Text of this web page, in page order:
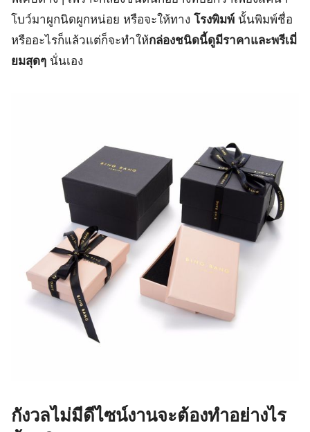
โบว์มาผูกนิดผูกหน่อย หรือจะให้ทาง โรงพิมพ์ นั้นพิมพ์ชื่อ
หรืออะไรก็แล้วแต่ก็จะทำให้กล่องชนิดนี้ดูมีราคาและพรีเมี่
ยมสุดๆ นั่นเอง
กังวลไม่มีดีไซน์งานจะต้องทำอย่างไร